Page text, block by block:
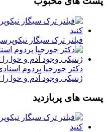
فیلتر ترک سیگار
دکتر جورجیا پردوم
ژنتیکی وجود آدم و حوا را
پست های پربازدید